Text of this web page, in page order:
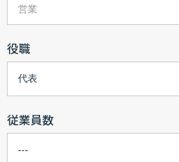
役職
従業員数